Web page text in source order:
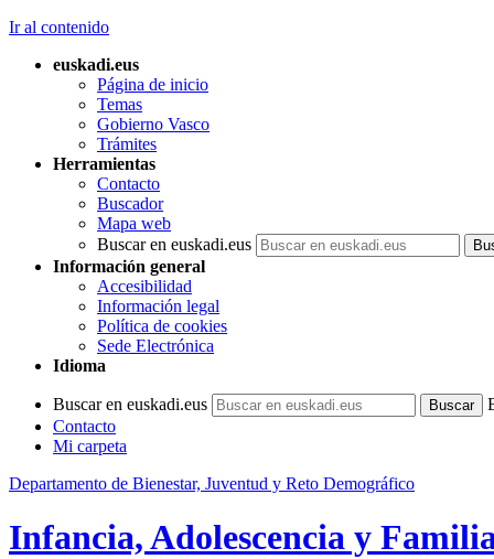
Ir al contenido
euskadi.eus
Página de inicio
Temas
Gobierno Vasco
Trámites
Herramientas
Contacto
Buscador
Mapa web
Buscar en euskadi.eus
Información general
Accesibilidad
Información legal
Política de cookies
Sede Electrónica
Idioma
Buscar en euskadi.eus
Contacto
Mi carpeta
Departamento de Bienestar, Juventud y Reto Demográfico
Infancia, Adolescencia y